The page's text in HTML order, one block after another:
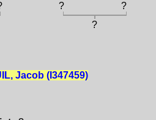
?
?
?
Jacob (I347459)